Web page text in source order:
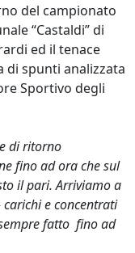
del campionato
“Castaldi” di
ed il tenace
di spunti analizzata
Sportivo degli
di ritorno
fino ad ora che sul
il pari. Arriviamo a
e concentrati
fatto fino ad